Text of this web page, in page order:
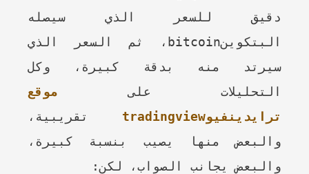
دقيق للسعر الذي سيصله
البتكوينbitcoin، ثم السعر الذي
سيرتد منه بدقة كبيرة، وكل
التحليلات على موقع
ترايدينفيوtradingview تقريبية،
والبعض منها يصيب بنسبة كبيرة،
والبعض يجانب الصواب، لكن: